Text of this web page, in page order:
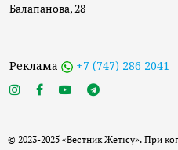
Балапанова, 28
Реклама +7 (747) 286 2041
© 2023-2025 «Вестник Жетісу». При